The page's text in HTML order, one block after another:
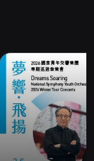
地頒授馬寇爾
響樂團音樂總
利斯交響樂團
指揮，以及美
支持年輕藝術
的日本太平洋
揮，目前受邀